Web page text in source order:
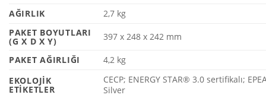
AĞIRLIK
2,7 kg
PAKET BOYUTLARI
(G X D X Y) 397 x 248 x 242 mm
PAKET AĞIRLIĞI
4,2 kg
EKOLOJIK
ETIKETLER
CECP; ENERGY STAR® 3.0 sertifikalı;
Silver